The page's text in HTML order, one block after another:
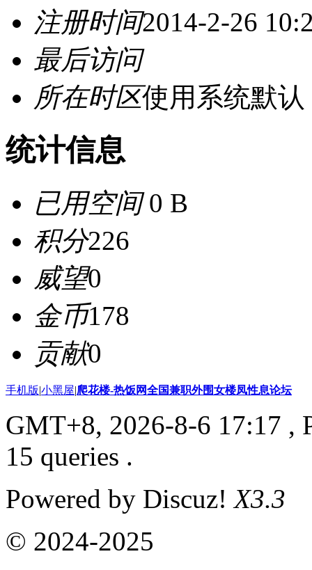
注册时间2014-2-26
最后访问
所在时区使用系统默认
统计信息
已用空间0 B
积分226
威望0
金币178
贡献0
手机版|小黑屋|爬花楼-热饭网全国兼职外围女楼凤性息论坛
GMT+8, 2026-8-6 17:17 ,
15 queries .
Powered by Discuz!X3.3
© 2024-2025